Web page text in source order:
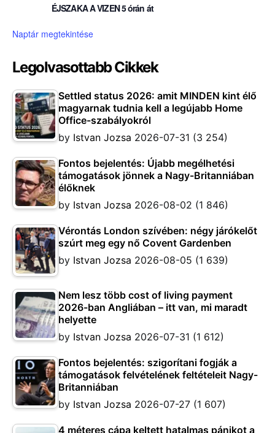
ÉJSZAKA A VIZEN 5 órán át
Naptár megtekintése
Legolvasottabb Cikkek
Settled status 2026: amit MINDEN kint élő
magyarnak tudnia kell a legújabb Home
Office-szabályokról
by Istvan Jozsa 2026-07-31 (3 254)
Fontos bejelentés: Újabb megélhetési
támogatások jönnek a Nagy-Britanniában
élőknek
by Istvan Jozsa 2026-08-02 (1 846)
Vérontás London szívében: négy járókelőt
szúrt meg egy nő Covent Gardenben
by Istvan Jozsa 2026-08-05 (1 639)
Nem lesz több cost of living payment
2026-ban Angliában – itt van, mi maradt
helyette
by Istvan Jozsa 2026-07-31 (1 612)
Fontos bejelentés: szigorítani fogják a
támogatások felvételének feltételeit Nagy-
Britanniában
by Istvan Jozsa 2026-07-27 (1 607)
4 méteres cápa keltett hatalmas pánikot a